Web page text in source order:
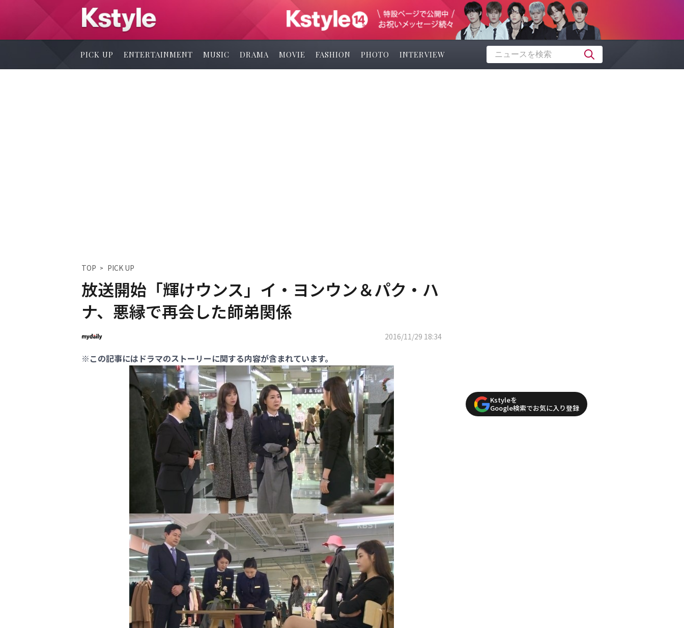
PICK UP ENTERTAINMENT MUSIC DRAMA MOVIE FASHION PHOTO INTERVIEW
TOP PICK UP
放送開始「輝けウンス」イ・ヨンウン＆パク・ハ
ナ、悪縁で再会した師弟関係
2016/11/29 18:34
※この記事にはドラマのストーリーに関する内容が含まれています。
Kstyleを
Google検索でお気に入り登録